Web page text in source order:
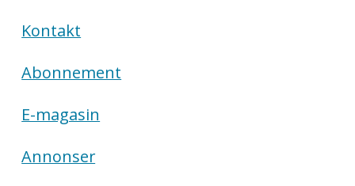
Kontakt
Abonnement
E-magasin
Annonser